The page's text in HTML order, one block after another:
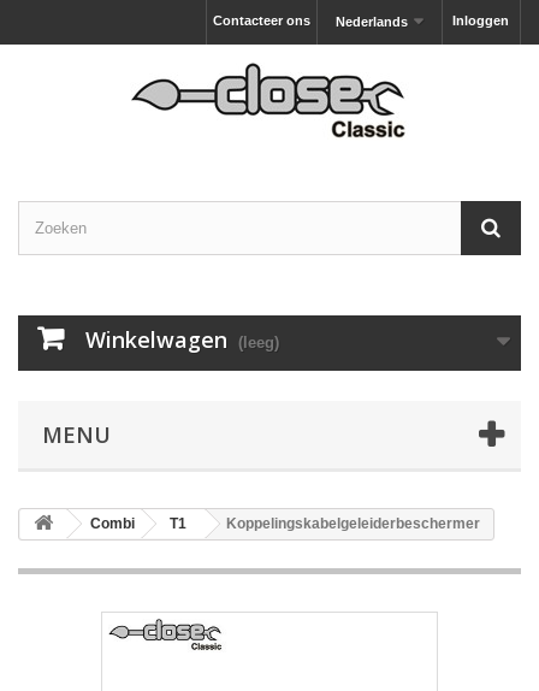
Inloggen
Nederlands
Contacteer ons
Winkelwagen (leeg)
MENU
Combi T1 Koppelingskabelgeleiderbeschermer